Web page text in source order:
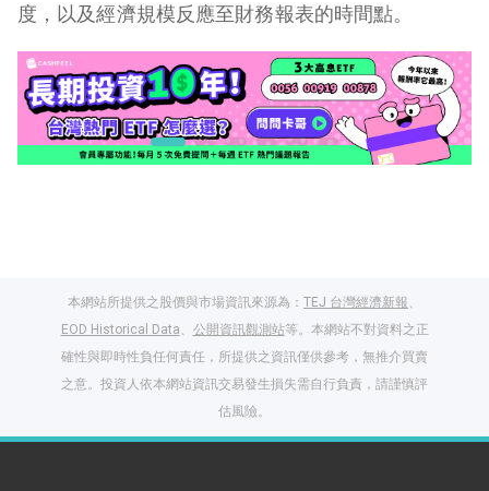
度，以及經濟規模反應至財務報表的時間點。
本網站所提供之股價與市場資訊來源為： TEJ 台灣經濟新報
EOD Historical Data
公開資訊觀測站等。本網站不對資料之正
確性與即時性負任何責任，所提供之資訊僅供參考，無推介買賣
之意。投資人依本網站資訊交易發生損失需自行負責，請謹慎評
估風險。